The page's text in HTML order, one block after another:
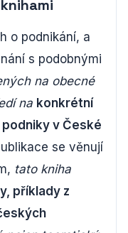
o podnikání, a
s podobnými
na obecné
na konkrétní
v České
se věnují
tato kniha
příklady z